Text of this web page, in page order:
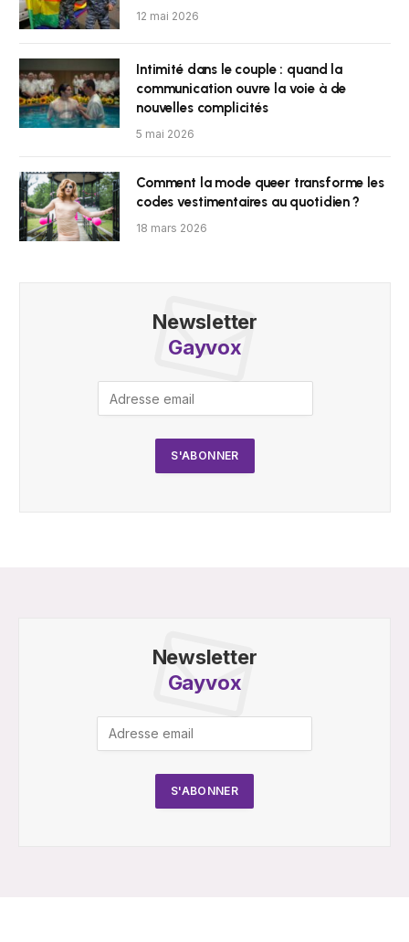
12 mai 2026
Intimité dans le couple : quand la
communication ouvre la voie à de
nouvelles complicités
5 mai 2026
Comment la mode queer transforme les
codes vestimentaires au quotidien ?
18 mars 2026
Newsletter
Gayvox
Newsletter
Gayvox